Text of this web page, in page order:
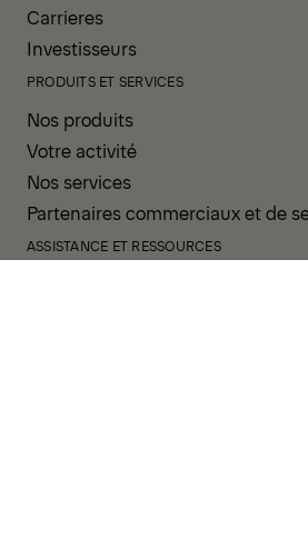
Carrieres
Investisseurs
PRODUITS ET SERVICES
Nos produits
Votre activité
Nos services
Partenaires commerciaux et de
ASSISTANCE ET RESSOURCES